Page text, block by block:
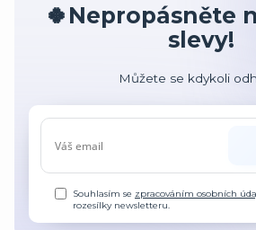
🍀Nepropásněte
slevy!
Můžete se kdykoli
Souhlasím se zpracováním osobních
rozesílky newsletteru.